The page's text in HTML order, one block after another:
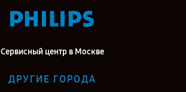
Сервисный центр в Москве
ДРУГИЕ ГОРОДА